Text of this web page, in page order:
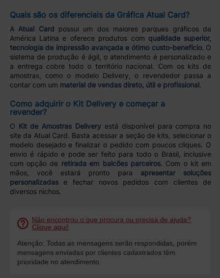
Quais são os diferenciais da Gráfica Atual Card?
A Atual Card possui um dos maiores parques gráficos da
América Latina e oferece produtos com qualidade superior,
tecnologia de impressão avançada e ótimo custo-benefício. O
sistema de produção é ágil, o atendimento é personalizado e
a entrega cobre todo o território nacional. Com os kits de
amostras, como o modelo Delivery, o revendedor passa a
contar com um material de vendas direto, útil e profissional.
Como adquirir o Kit Delivery e começar a
revender?
O Kit de Amostras Delivery está disponível para compra no
site da Atual Card. Basta acessar a seção de kits, selecionar o
modelo desejado e finalizar o pedido com poucos cliques. O
envio é rápido e pode ser feito para todo o Brasil, inclusive
com opção de retirada em balcões parceiros. Com o kit em
mãos, você estará pronto para apresentar soluções
personalizadase fechar novos pedidos com clientes de
diversos nichos.
Não encontrou o que procura ou precisa de ajuda?
Clique aqui!
Atenção: Todas as mensagens serão respondidas, porém
mensagens enviadas por clientes cadastrados têm
prioridade no atendimento.